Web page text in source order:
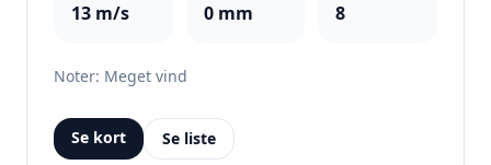
13 m/s 0 mm 8
Noter: Meget vind
Se kort Se liste